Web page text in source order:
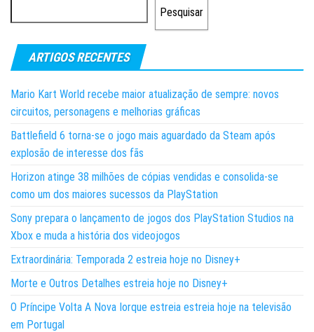
Pesquisar
ARTIGOS RECENTES
Mario Kart World recebe maior atualização de sempre: novos
circuitos, personagens e melhorias gráficas
Battlefield 6 torna-se o jogo mais aguardado da Steam após
explosão de interesse dos fãs
Horizon atinge 38 milhões de cópias vendidas e consolida-se
como um dos maiores sucessos da PlayStation
Sony prepara o lançamento de jogos dos PlayStation Studios na
Xbox e muda a história dos videojogos
Extraordinária: Temporada 2 estreia hoje no Disney+
Morte e Outros Detalhes estreia hoje no Disney+
O Príncipe Volta A Nova Iorque estreia estreia hoje na televisão
em Portugal